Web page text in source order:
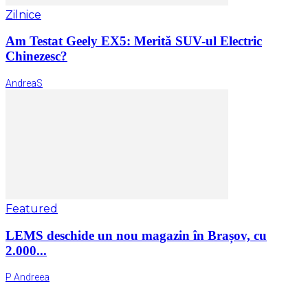
Zilnice
Am Testat Geely EX5: Merită SUV-ul Electric
Chinezesc?
AndreaS
Featured
LEMS deschide un nou magazin în Brașov, cu
2.000...
P Andreea